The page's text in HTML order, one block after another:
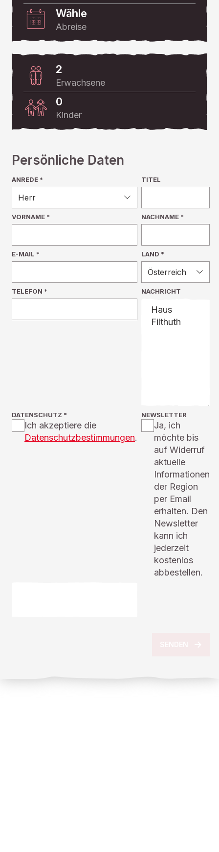
Wähle
Abreise
2
Erwachsene
0
Kinder
Persönliche Daten
ANREDE * TITEL
VORNAME * NACHNAME *
E-MAIL * LAND *
TELEFON * NACHRICHT
DATENSCHUTZ *
Ich akzeptiere die
Datenschutzbestimmungen.
NEWSLETTER
Ja, ich
möchte bis
auf Widerruf
aktuelle
Informationen
der Region
per Email
erhalten. Den
Newsletter
kann ich
jederzeit
kostenlos
abbestellen.